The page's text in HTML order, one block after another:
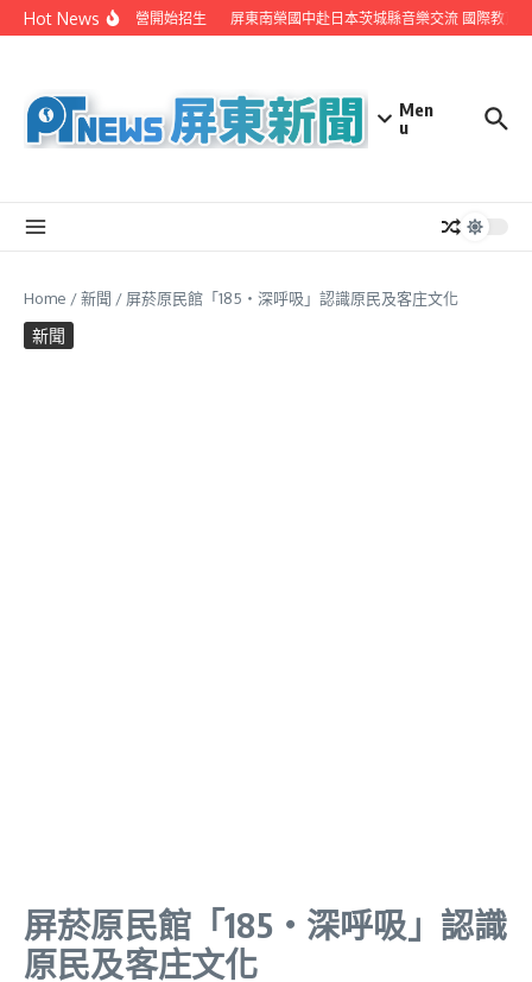
Skip to content
Hot News
業者 辦新住民媒體營開始招生 屏東南榮國中赴日本茨城縣音樂交流 國際教育
Men
u
Home /新聞 / 屏菸原民館「185‧深呼吸」認識原民及客庄文化
新聞
屏菸原民館「185‧深呼吸」認識
原民及客庄文化